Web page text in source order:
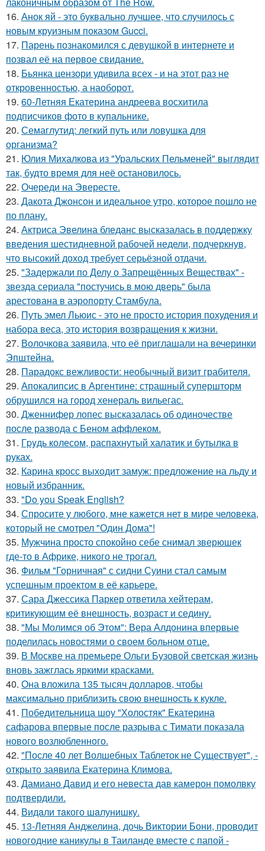
16. Анок яй - это буквально лучшее, что случилось с
новым круизным показом Gucci.
17. Парень познакомился с девушкой в интернете и
позвал её на первое свидание.
18. Бьянка цензори удивила всех - и на этот раз не
откровенностью, а наоборот.
19. 60-Летняя Екатерина андреева восхитила
подписчиков фото в купальнике.
20. Семаглутид: легкий путь или ловушка для
организма?
21. Юлия Михалкова из "Уральских Пельменей" выглядит
так, будто время для неё остановилось.
22. Очереди на Эвересте.
23. Дакота Джонсон и идеальное утро, которое пошло не
по плану.
24. Актриса Эвелина бледанс высказалась в поддержку
введения шестидневной рабочей недели, подчеркнув,
что высокий доход требует серьёзной отдачи.
25. "Задержали по Делу о Запрещённых Веществах" -
звезда сериала "постучись в мою дверь" была
арестована в аэропорту Стамбула.
26. Путь эмел Льюис - это не просто история похудения и
набора веса, это история возвращения к жизни.
27. Волочкова заявила, что её приглашали на вечеринки
Эпштейна.
28. Парадокс вежливости: необычный визит грабителя.
29. Апокалипсис в Аргентине: страшный супершторм
обрушился на город хенераль вильегас.
30. Дженнифер лопес высказалась об одиночестве
после развода с Беном аффлеком.
31. Гpyдь колесом, распахнутый халатик и бутылка в
руках.
32. Карина кросс выходит замуж: предложение на льду и
новый избранник.
33. "Do you Speak English?
34. Спросите у любого, мне кажется нет в мире человека,
который не смотрел "Один Дома"!
35. Мужчина просто спокойно себе снимал зверюшек
где-то в Африке, никого не трогал.
36. Фильм "Горничная" с сидни Суини стал самым
успешным проектом в её карьере.
37. Сара Джессика Паркер ответила хейтерам,
критикующим её внешность, возраст и седину.
38. "Мы Молимся об Этом": Вера Алдонина впервые
поделилась новостями о своем больном отце.
39. В Москве на премьере Ольги Бузовой светская жизнь
вновь зажглась яркими красками.
40. Она вложила 135 тысяч долларов, чтобы
максимально приблизить свою внешность к кукле.
41. Победительница шоу "Холостяк" Екатерина
сафарова впервые после разрыва с Тимати показала
нового возлюбленного.
42. "После 40 лет Волшебных Таблеток не Существует", -
открыто заявила Екатерина Климова.
43. Дамиано Давид и его невеста дав камерон помолвку
подтвердили.
44. Видaли тaкого шaлунишку.
45. 13-Летняя Анджелина, дочь Виктории Бони, проводит
новогодние каникулы в Таиланде вместе с папой -